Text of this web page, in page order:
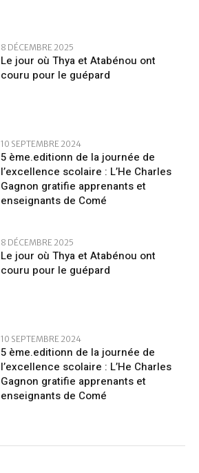
8 DÉCEMBRE 2025
Le jour où Thya et Atabénou ont
couru pour le guépard
10 SEPTEMBRE 2024
5 ème.editionn de la journée de
l’excellence scolaire : L’He Charles
Gagnon gratifie apprenants et
enseignants de Comé
8 DÉCEMBRE 2025
Le jour où Thya et Atabénou ont
couru pour le guépard
10 SEPTEMBRE 2024
5 ème.editionn de la journée de
l’excellence scolaire : L’He Charles
Gagnon gratifie apprenants et
enseignants de Comé